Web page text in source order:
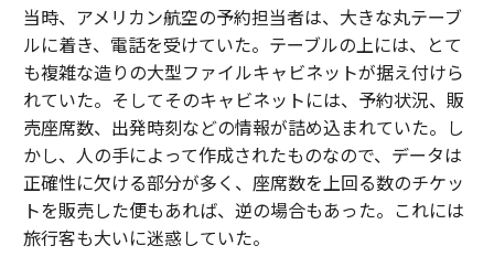
当時、アメリカン航空の予約担当者は、大きな丸テーブ
ルに着き、電話を受けていた。テーブルの上には、とて
も複雑な造りの大型ファイルキャビネットが据え付けら
れていた。そしてそのキャビネットには、予約状況、販
売座席数、出発時刻などの情報が詰め込まれていた。し
かし、人の手によって作成されたものなので、データは
正確性に欠ける部分が多く、座席数を上回る数のチケッ
トを販売した便もあれば、逆の場合もあった。これには
旅行客も大いに迷惑していた。